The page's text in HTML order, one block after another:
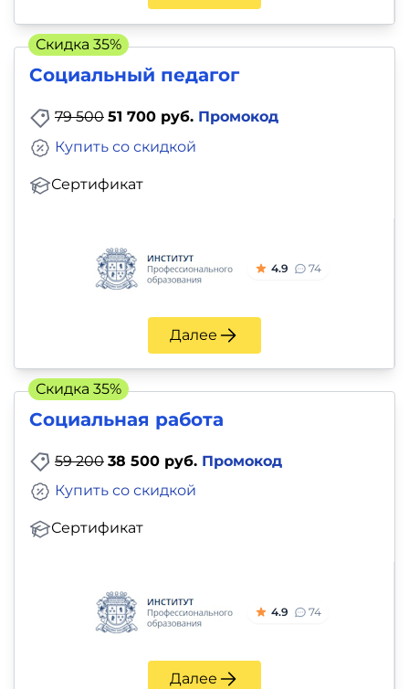
Социальный педагог
79 500 51 700 руб. Промокод
Сертификат
Купить со скидкой
4.9 74
Далее
Скидка 35%
Социальная работа
59 200 38 500 руб. Промокод
Сертификат
Купить со скидкой
4.9 74
Далее
Скидка 35%